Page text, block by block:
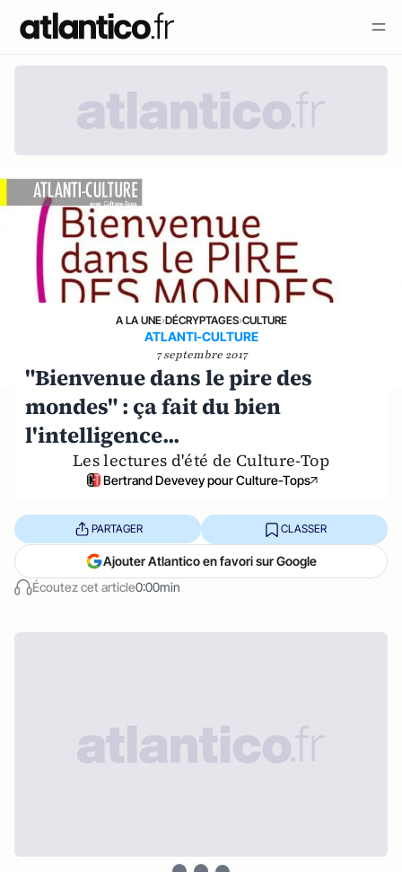
A LA UNE›DÉCRYPTAGES›CULTURE
ATLANTI-CULTURE
7 septembre 2017
"Bienvenue dans le pire des
mondes" : ça fait du bien
l'intelligence...
Les lectures d'été de Culture-Top
Bertrand Devevey pour Culture-Tops
Écoutez cet article0:00min
PARTAGER CLASSER
Ajouter Atlantico en favori sur Google